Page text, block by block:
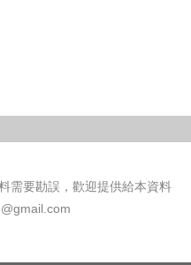
需要勘誤，歡迎提供給本資料